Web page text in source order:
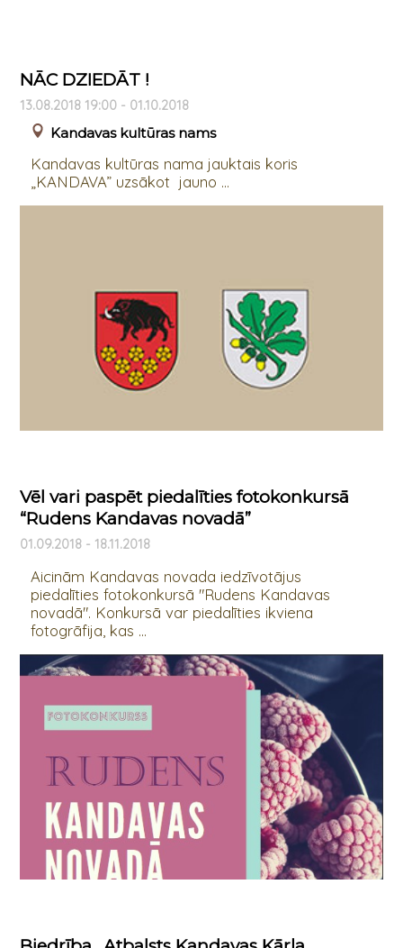
NĀC DZIEDĀT !
13.08.2018 19:00 - 01.10.2018
Kandavas kultūras nams
Kandavas kultūras nama jauktais koris
„KANDAVA” uzsākot jauno ...
Vēl vari paspēt piedalīties fotokonkursā
“Rudens Kandavas novadā”
01.09.2018 - 18.11.2018
Aicinām Kandavas novada iedzīvotājus
piedalīties fotokonkursā "Rudens Kandavas
novadā". Konkursā var piedalīties ikviena
fotogrāfija, kas ...